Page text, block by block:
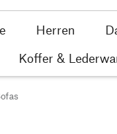
Herren
Koffer &